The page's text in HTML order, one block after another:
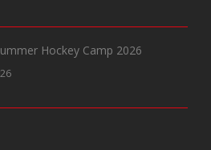
Hockey Camp 2026